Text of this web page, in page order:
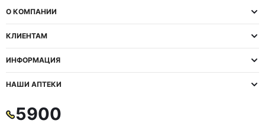
О КОМПАНИИ
КЛИЕНТАМ
ИНФОРМАЦИЯ
НАШИ АПТЕКИ
5900